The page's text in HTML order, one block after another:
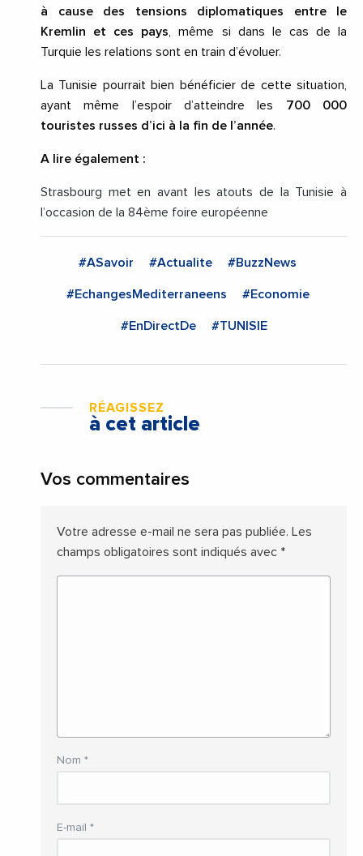
à cause des tensions diplomatiques entre le
Kremlin et ces pays , même si dans le cas de la
Turquie les relations sont en train d’évoluer.
La Tunisie pourrait bien bénéficier de cette situation,
ayant même l’espoir d’atteindre les 700 000
touristes russes d’ici à la fin de l’année.
A lire également :
Strasbourg met en avant les atouts de la Tunisie à
l’occasion de la 84ème foire européenne
#ASavoir #Actualite #BuzzNews
#EchangesMediterraneens #Economie
#EnDirectDe #TUNISIE
RÉAGISSEZ
à cet article
Vos commentaires
Votre adresse e-mail ne sera pas publiée. Les
champs obligatoires sont indiqués avec *
Nom *
E-mail *